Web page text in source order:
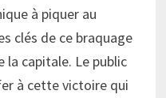
à piquer au
clés de ce braquage
la capitale. Le public
à cette victoire qui